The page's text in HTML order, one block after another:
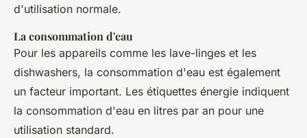
d'utilisation normale.
La consommation d'eau
Pour les appareils comme les lave-linges et les
dishwashers, la consommation d'eau est également
un facteur important. Les étiquettes énergie indiquent
la consommation d'eau en litres par an pour une
utilisation standard.